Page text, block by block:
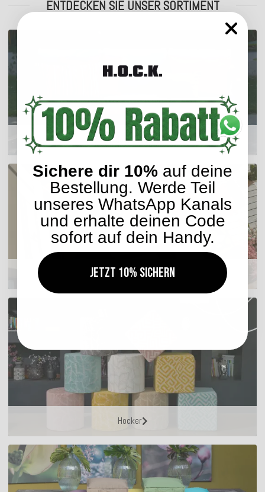
ENTDECKEN SIE UNSER SORTIMENT
Outdoor Kissen
Sitzkissen
Hocker
Sichere dir 10% auf deine
Bestellung. Werde Teil
unseres WhatsApp Kanals
und erhalte deinen Code
sofort auf dein Handy.
Jetzt 10% sichern